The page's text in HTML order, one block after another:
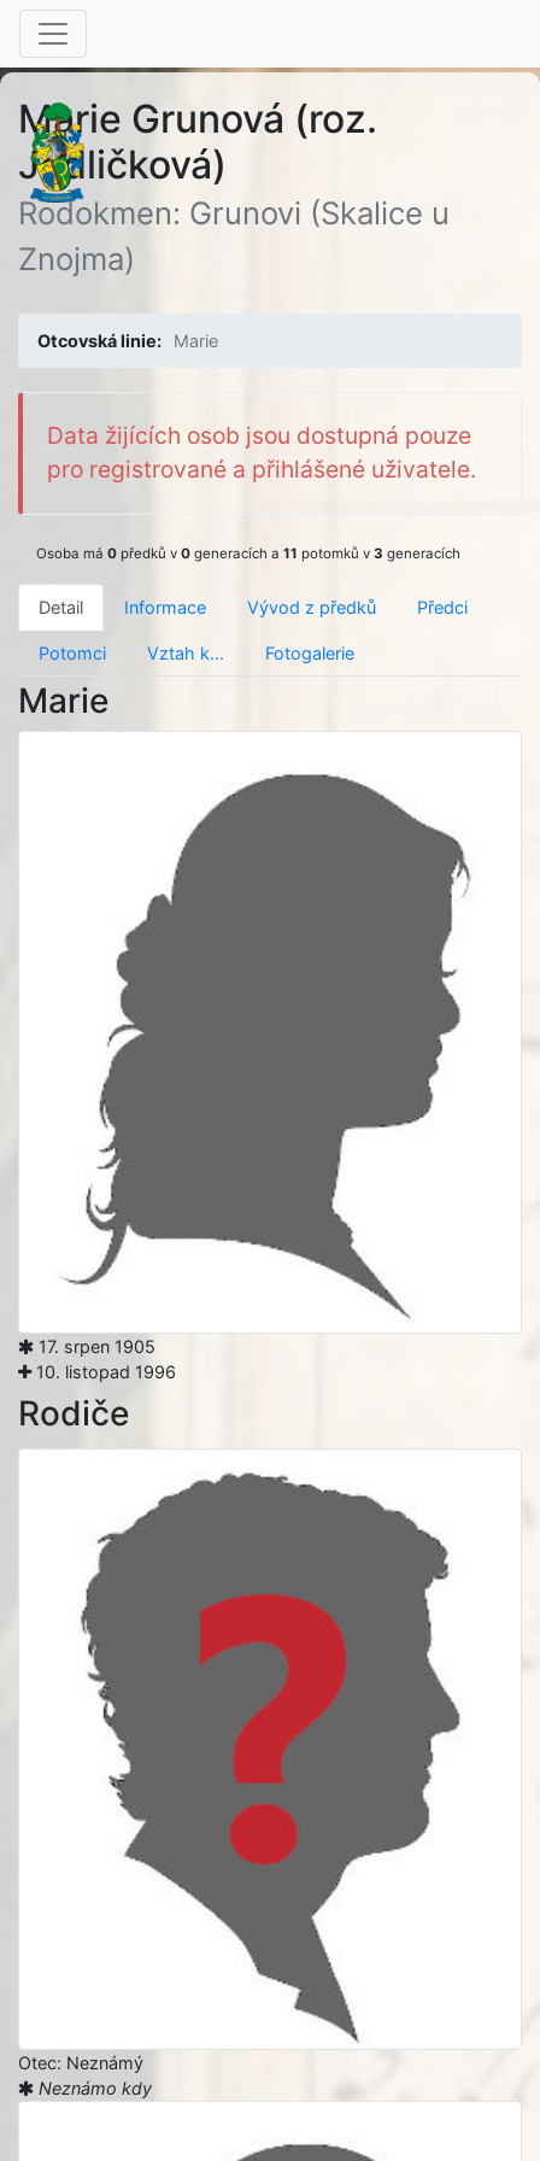
Marie Grunová (roz.
Jedličková)
Rodokmen: Grunovi (Skalice u
Znojma)
Otcovská linie: Marie
Data žijících osob jsou dostupná pouze
pro registrované a přihlášené uživatele.
Osoba má 0 předků v 0 generacích a 11 potomků v 3 generacích
Detail Informace Vývod z předků Předci
Potomci Vztah k... Fotogalerie
Marie
17. srpen 1905
10. listopad 1996
Rodiče
Otec: Neznámý
Neznámo kdy